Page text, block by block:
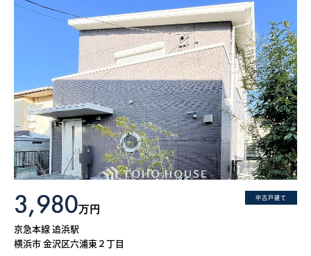
中古戸建て
3,980万円
京急本線 追浜駅
横浜市 金沢区六浦東２丁目